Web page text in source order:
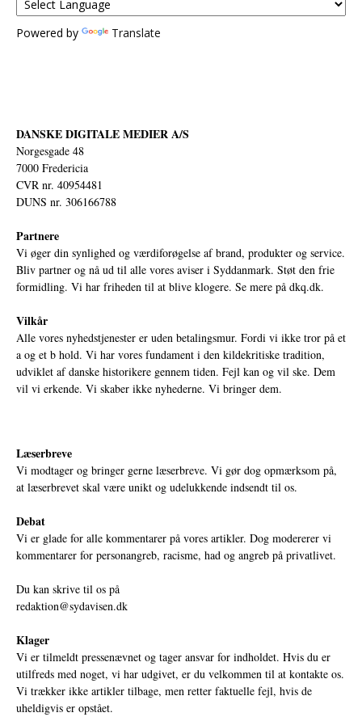
Powered by Translate
DANSKE DIGITALE MEDIER A/S
Norgesgade 48
7000 Fredericia
CVR nr. 40954481
DUNS nr. 306166788
Partnere
Vi øger din synlighed og værdiforøgelse af brand, produkter og service.
Bliv partner og nå ud til alle vores aviser i Syddanmark. Støt den frie
formidling. Vi har friheden til at blive klogere. Se mere på dkq.dk.
Vilkår
Alle vores nyhedstjenester er uden betalingsmur. Fordi vi ikke tror på et
a og et b hold. Vi har vores fundament i den kildekritiske tradition,
udviklet af danske historikere gennem tiden. Fejl kan og vil ske. Dem
vil vi erkende. Vi skaber ikke nyhederne. Vi bringer dem.
Læserbreve
Vi modtager og bringer gerne læserbreve. Vi gør dog opmærksom på,
at læserbrevet skal være unikt og udelukkende indsendt til os.
Debat
Vi er glade for alle kommentarer på vores artikler. Dog modererer vi
kommentarer for personangreb, racisme, had og angreb på privatlivet.
Du kan skrive til os på
redaktion@sydavisen.dk
Klager
Vi er tilmeldt pressenævnet og tager ansvar for indholdet. Hvis du er
utilfreds med noget, vi har udgivet, er du velkommen til at kontakte os.
Vi trækker ikke artikler tilbage, men retter faktuelle fejl, hvis de
uheldigvis er opstået.